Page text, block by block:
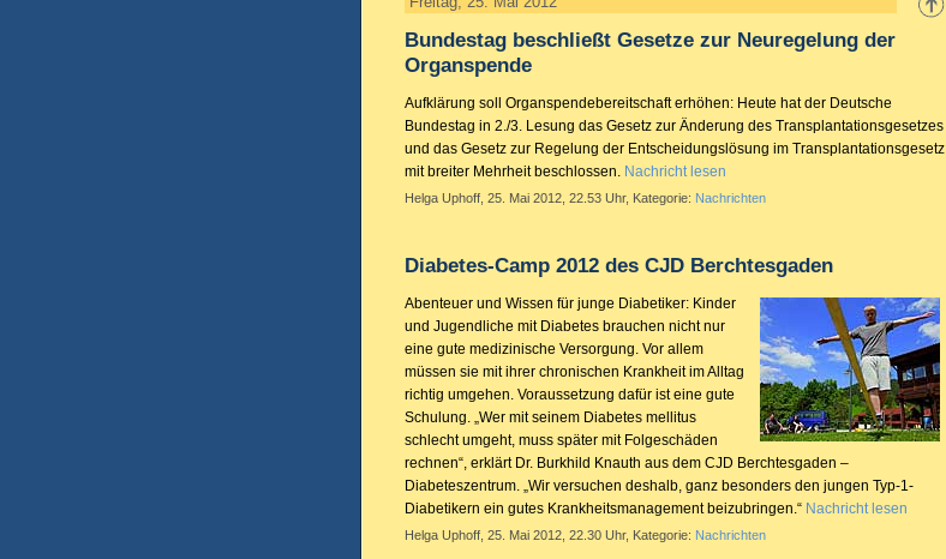
Bundestag beschließt Gesetze zur Neuregelung der
Organspende
Aufklärung soll Organspendebereitschaft erhöhen: Heute hat der Deutsche
Bundestag in 2./3. Lesung das Gesetz zur Änderung des Transplantationsgesetzes
und das Gesetz zur Regelung der Entscheidungslösung im Transplantationsgesetz
mit breiter Mehrheit beschlossen. Nachricht lesen
Helga Uphoff, 25. Mai 2012, 22.53 Uhr, Kategorie: Nachrichten
Diabetes-Camp 2012 des CJD Berchtesgaden
Abenteuer und Wissen für junge Diabetiker: Kinder
und Jugendliche mit Diabetes brauchen nicht nur
eine gute medizinische Versorgung. Vor allem
müssen sie mit ihrer chronischen Krankheit im Alltag
richtig umgehen. Voraussetzung dafür ist eine gute
Schulung. „Wer mit seinem Diabetes mellitus
schlecht umgeht, muss später mit Folgeschäden
rechnen“, erklärt Dr. Burkhild Knauth aus dem CJD Berchtesgaden –
Diabeteszentrum. „Wir versuchen deshalb, ganz besonders den jungen Typ-1-
Diabetikern ein gutes Krankheitsmanagement beizubringen.“ Nachricht lesen
Helga Uphoff, 25. Mai 2012, 22.30 Uhr, Kategorie: Nachrichten